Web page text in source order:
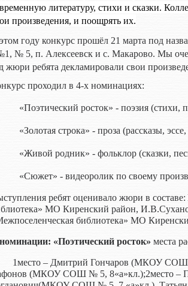
литературу, стихи и сказки.
произведения, и поощрять их.
году конкурс прошёл 21 марта под
№ 5, п. Алексеевск и с. Макарово. Мы
жюри ребята декламировали свои
проходил в 4-х номинациях:
«Поэтический росток» - поэзия (стихи,
«Золотая строка» - проза (рассказы,
«Живой родник» - фольклор (сказки,
«Сюжет» - видеоролик по своему
ребят оценивало жюри в составе:
МО Киренский район,
библиотека» МО
«Поэтический росток» места
1место – Дмитрий Гончаров(МКОУ СОШ
(МКОУ СОШ № 5, 8«а»кл.);2место –